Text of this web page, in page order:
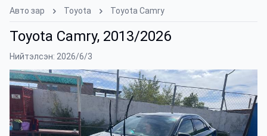
Авто зар Toyota Toyota Camry
Toyota Camry, 2013/2026
Нийтэлсэн: 2026/6/3